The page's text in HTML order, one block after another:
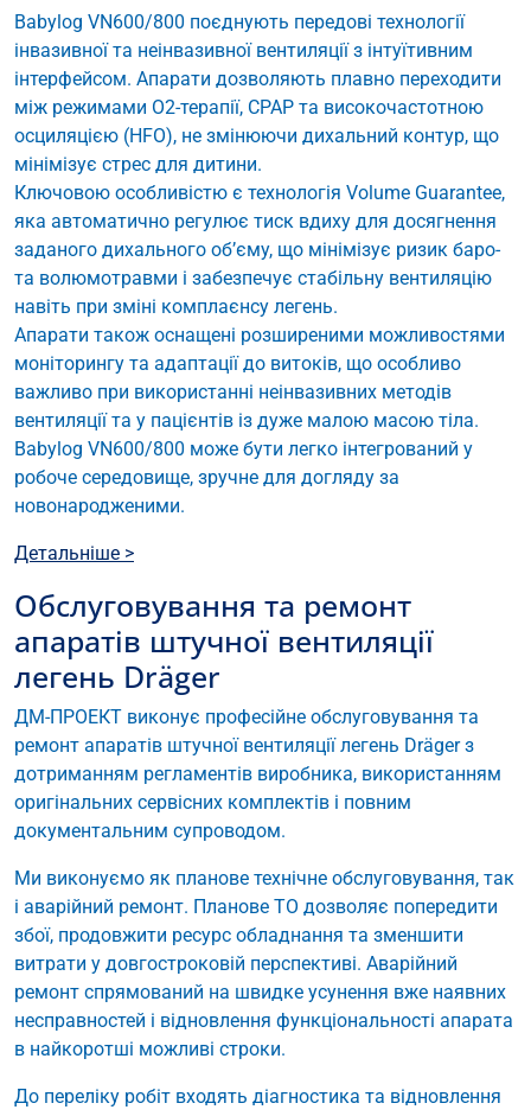
Babylog VN600/800 поєднують передові технології
інвазивної та неінвазивної вентиляції з інтуїтивним
інтерфейсом. Апарати дозволяють плавно переходити
між режимами O2-терапії, CPAP та високочастотною
осциляцією (HFO), не змінюючи дихальний контур, що
мінімізує стрес для дитини.
Ключовою особливістю є технологія Volume Guarantee,
яка автоматично регулює тиск вдиху для досягнення
заданого дихального об’єму, що мінімізує ризик баро-
та волюмотравми і забезпечує стабільну вентиляцію
навіть при зміні комплаєнсу легень.
Апарати також оснащені розширеними можливостями
моніторингу та адаптації до витоків, що особливо
важливо при використанні неінвазивних методів
вентиляції та у пацієнтів із дуже малою масою тіла.
​​Babylog VN600/800 може бути легко інтегрований у
робоче середовище, зручне для догляду за
новонародженими.
Детальніше >
Обслуговування та ремонт
апаратів штучної вентиляції
легень Dräger
ДМ-ПРОЕКТ виконує професійне обслуговування та
ремонт апаратів штучної вентиляції легень Dräger з
дотриманням регламентів виробника, використанням
оригінальних сервісних комплектів і повним
документальним супроводом.
Ми виконуємо як планове технічне обслуговування, так
і аварійний ремонт. Планове ТО дозволяє попередити
збої, продовжити ресурс обладнання та зменшити
витрати у довгостроковій перспективі. Аварійний
ремонт спрямований на швидке усунення вже наявних
несправностей і відновлення функціональності апарата
в найкоротші можливі строки.
До переліку робіт входять діагностика та відновлення